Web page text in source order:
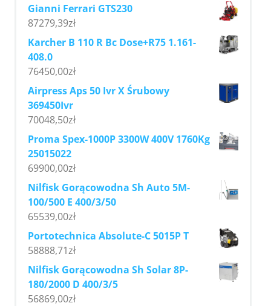
Gianni Ferrari GTS230
87279,39zł
Karcher B 110 R Bc Dose+R75 1.161-
408.0
76450,00zł
Airpress Aps 50 Ivr X Śrubowy
369450Ivr
70048,50zł
Proma Spex-1000P 3300W 400V 1760Kg
25015022
69900,00zł
Nilfisk Gorącowodna Sh Auto 5M-
100/500 E 400/3/50
65539,00zł
Portotechnica Absolute-C 5015P T
58888,71zł
Nilfisk Gorącowodna Sh Solar 8P-
180/2000 D 400/3/5
56869,00zł